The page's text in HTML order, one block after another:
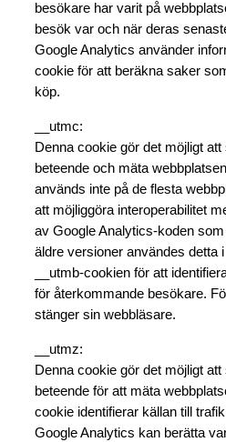
besökare har varit på
besök var och när deras
Google Analytics använder
cookie för att beräkna saker
köp.
__utmc:
Denna cookie gör det möjligt
beteende och mäta
används inte på de flesta
att möjliggöra interoperabilitet
av Google Analytics-koden
äldre versioner användes detta
__utmb-cookien för att
för återkommande besökare.
stänger sin webbläsare.
__utmz:
Denna cookie gör det möjligt
beteende för att mäta
cookie identifierar källan till
Google Analytics kan berätta